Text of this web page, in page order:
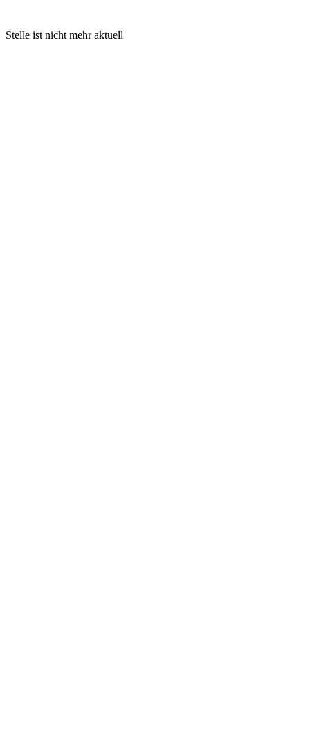
Stelle ist nicht mehr aktuell